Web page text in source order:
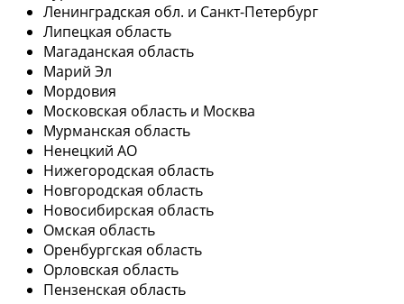
Ленинградская обл. и Санкт-Петербург
Липецкая область
Магаданская область
Марий Эл
Мордовия
Московская область и Москва
Мурманская область
Ненецкий АО
Нижегородская область
Новгородская область
Новосибирская область
Омская область
Оренбургская область
Орловская область
Пензенская область